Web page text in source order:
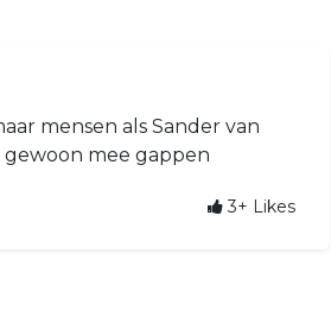
mensen als Sander van
mee gappen
3+ Likes